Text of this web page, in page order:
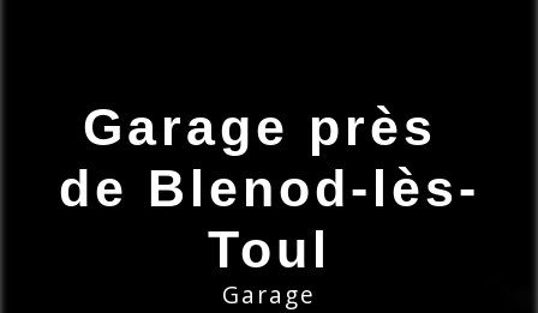
Garage près
de Blenod-lès-
Toul
Garage